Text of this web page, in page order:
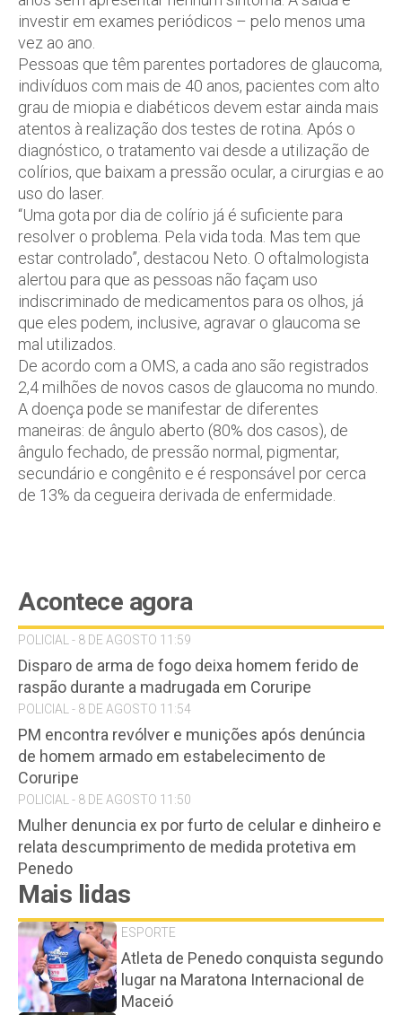
investir em exames periódicos – pelo menos uma
vez ao ano.
Pessoas que têm parentes portadores de glaucoma,
indivíduos com mais de 40 anos, pacientes com alto
grau de miopia e diabéticos devem estar ainda mais
atentos à realização dos testes de rotina. Após o
diagnóstico, o tratamento vai desde a utilização de
colírios, que baixam a pressão ocular, a cirurgias e ao
uso do laser.
“Uma gota por dia de colírio já é suficiente para
resolver o problema. Pela vida toda. Mas tem que
estar controlado”, destacou Neto. O oftalmologista
alertou para que as pessoas não façam uso
indiscriminado de medicamentos para os olhos, já
que eles podem, inclusive, agravar o glaucoma se
mal utilizados.
De acordo com a OMS, a cada ano são registrados
2,4 milhões de novos casos de glaucoma no mundo.
A doença pode se manifestar de diferentes
maneiras: de ângulo aberto (80% dos casos), de
ângulo fechado, de pressão normal, pigmentar,
secundário e congênito e é responsável por cerca
de 13% da cegueira derivada de enfermidade.
Acontece agora
POLICIAL - 8 DE AGOSTO 11:59
Disparo de arma de fogo deixa homem ferido de
raspão durante a madrugada em Coruripe
POLICIAL - 8 DE AGOSTO 11:54
PM encontra revólver e munições após denúncia
de homem armado em estabelecimento de
Coruripe
POLICIAL - 8 DE AGOSTO 11:50
Mulher denuncia ex por furto de celular e dinheiro e
relata descumprimento de medida protetiva em
Penedo
Mais lidas
ESPORTE
Atleta de Penedo conquista segundo
lugar na Maratona Internacional de
Maceió